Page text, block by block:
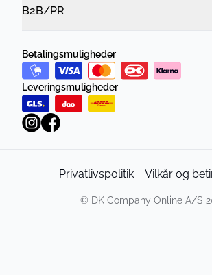
B2B/PR
Betalingsmuligheder
Leveringsmuligheder
Privatlivspolitik Vilkår og
© DK Company Online A/S